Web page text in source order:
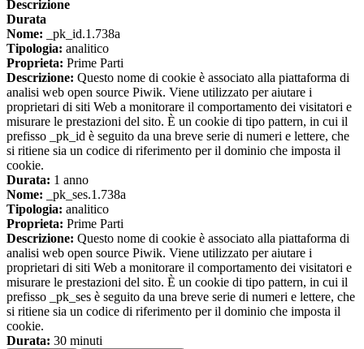
Descrizione
Durata
Nome: _pk_id.1.738a
Tipologia: analitico
Proprieta: Prime Parti
Descrizione: Questo nome di cookie è associato alla piattaforma di
analisi web open source Piwik. Viene utilizzato per aiutare i
proprietari di siti Web a monitorare il comportamento dei visitatori e
misurare le prestazioni del sito. È un cookie di tipo pattern, in cui il
prefisso _pk_id è seguito da una breve serie di numeri e lettere, che
si ritiene sia un codice di riferimento per il dominio che imposta il
cookie.
Durata: 1 anno
Nome: _pk_ses.1.738a
Tipologia: analitico
Proprieta: Prime Parti
Descrizione: Questo nome di cookie è associato alla piattaforma di
analisi web open source Piwik. Viene utilizzato per aiutare i
proprietari di siti Web a monitorare il comportamento dei visitatori e
misurare le prestazioni del sito. È un cookie di tipo pattern, in cui il
prefisso _pk_ses è seguito da una breve serie di numeri e lettere, che
si ritiene sia un codice di riferimento per il dominio che imposta il
cookie.
Durata: 30 minuti